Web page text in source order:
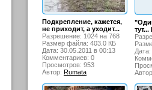
Подкрепление, кажется,
не приходит, а уходит...
Разрешение: 1024 на 768
Размер файла: 403.0 КБ
Дата: 30.05.2011 в 00:13
Комментариев: 0
Просмотров: 953
Автор: Rumata